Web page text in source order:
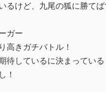
るけど、九尾の狐に勝てば
ガー
高きガチバトル！
待しているに決まっている
！